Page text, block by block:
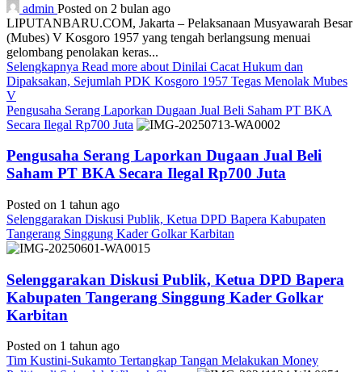
admin Posted on 2 bulan ago
LIPUTANBARU.COM, Jakarta – Pelaksanaan Musyawarah Besar
(Mubes) V Kosgoro 1957 yang tengah berlangsung menuai
gelombang penolakan keras...
Selengkapnya Read more about Dinilai Cacat Hukum dan
Dipaksakan, Sejumlah PDK Kosgoro 1957 Tegas Menolak Mubes
V
Pengusaha Serang Laporkan Dugaan Jual Beli Saham PT BKA
Secara Ilegal Rp700 Juta
Pengusaha Serang Laporkan Dugaan Jual Beli
Saham PT BKA Secara Ilegal Rp700 Juta
Posted on 1 tahun ago
Selenggarakan Diskusi Publik, Ketua DPD Bapera Kabupaten
Tangerang Singgung Kader Golkar Karbitan
Selenggarakan Diskusi Publik, Ketua DPD Bapera
Kabupaten Tangerang Singgung Kader Golkar
Karbitan
Posted on 1 tahun ago
Tim Kustini-Sukamto Tertangkap Tangan Melakukan Money